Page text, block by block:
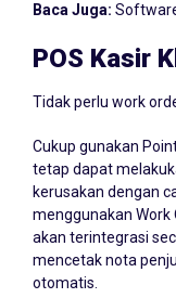
Baca Juga:
POS Kasir
Tidak perlu work
Cukup gunakan
tetap dapat
kerusakan dengan
menggunakan
akan terintegrasi
mencetak nota
otomatis.